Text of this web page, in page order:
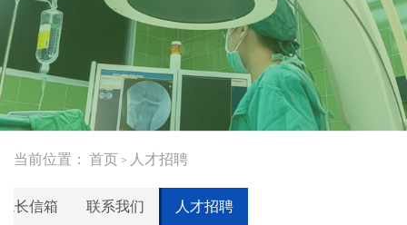
当前位置： 首页 > 人才招聘
院长信箱 联系我们 人才招聘